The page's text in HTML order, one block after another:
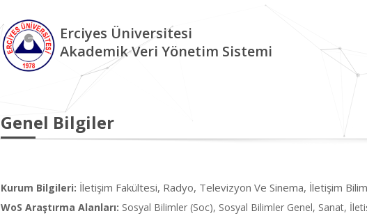
Erciyes Üniversitesi
Akademik Veri Yönetim Sistemi
Genel Bilgiler
Kurum Bilgileri: İletişim Fakültesi, Radyo, Televizyon Ve Sinema, İletişim
WoS Araştırma Alanları: Sosyal Bilimler (Soc), Sosyal Bilimler Genel, Sanat,